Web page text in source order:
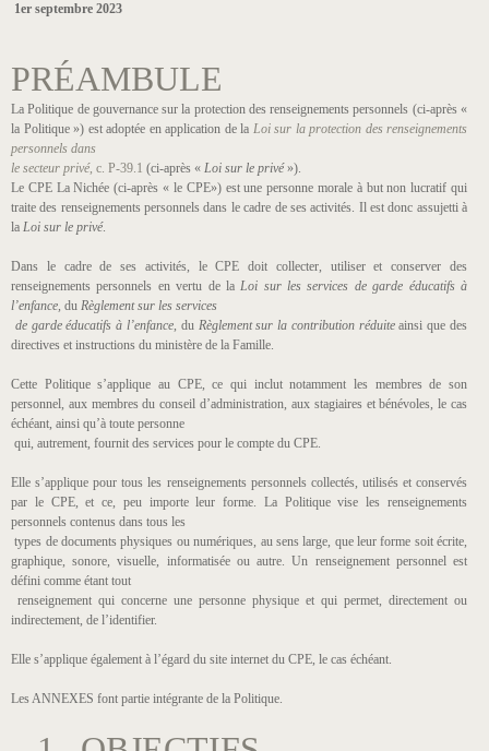
1er septembre 2023
PRÉAMBULE
La Politique de gouvernance sur la protection des renseignements personnels (ci-après «
la Politique ») est adoptée en application de la Loi sur la protection des renseignements
personnels dans
le secteur privé, c. P-39.1 (ci-après « Loi sur le privé»).
Le CPE La Nichée (ci-après « le CPE») est une personne morale à but non lucratif qui
traite des renseignements personnels dans le cadre de ses activités. Il est donc assujetti à
la Loi sur le privé.
Dans le cadre de ses activités, le CPE doit collecter, utiliser et conserver des
renseignements personnels en vertu de laLoi sur les services de garde éducatifs à
l’enfance, du Règlement sur les services
de garde éducatifs à l’enfance, du Règlement sur la contribution réduiteainsi que des
directives et instructions du ministère de la Famille.
Cette Politique s’applique au CPE, ce qui inclut notamment les membres de son
personnel, aux membres du conseil d’administration, aux stagiaires et bénévoles, le cas
échéant, ainsi qu’à toute personne
qui, autrement, fournit des services pour le compte du CPE.
Elle s’applique pour tous les renseignements personnels collectés, utilisés et conservés
par le CPE, et ce, peu importe leur forme. La Politique vise les renseignements
personnels contenus dans tous les
types de documents physiques ou numériques, au sens large, que leur forme soit écrite,
graphique, sonore, visuelle, informatisée ou autre. Un renseignement personnel est
défini comme étant tout
renseignement qui concerne une personne physique et qui permet, directement ou
indirectement, de l’identifier.
Elle s’applique également à l’égard du site internet du CPE, le cas échéant.
Les ANNEXES font partie intégrante de la Politique.